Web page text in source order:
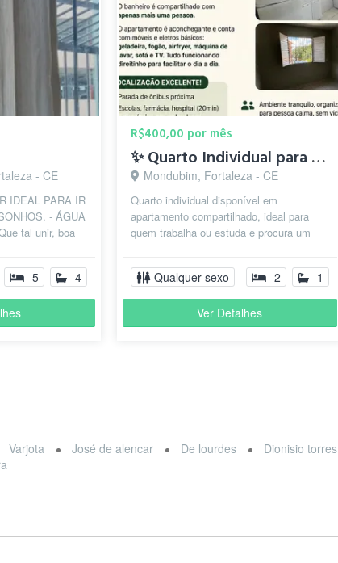
- CE
IDEAL PARA IR
- ÁGUA
tal unir, boa
5 4
R$400,00 por mês
✨ Quarto Individual para Alugar – Mondubim – R$ 300
Mondubim, Fortaleza - CE
Quarto individual disponível em
apartamento compartilhado, ideal para
quem trabalha ou estuda e procura um
co...
Qualquer sexo 2 1
Ver Detalhes
Varjota José de alencar De lourdes Dionisio torres